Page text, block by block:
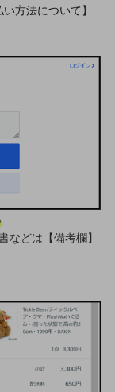
い方法について】
などは【備考欄】